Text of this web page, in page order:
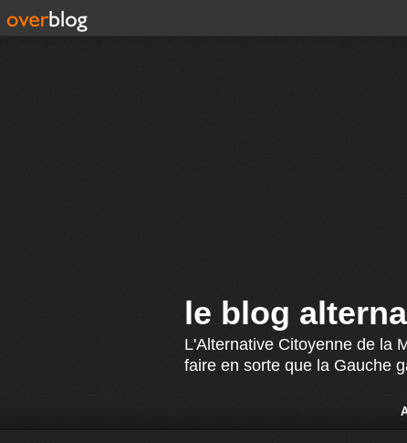
le blog
L'Alternative Citoyenne de la
faire en sorte que la Gauche